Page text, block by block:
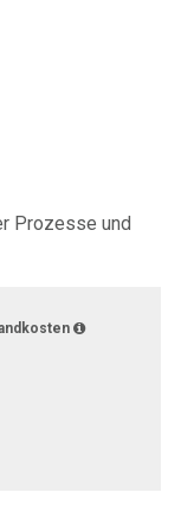
Prozesse und